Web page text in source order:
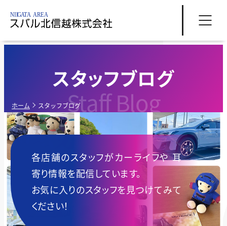
Staff Blog
スタッフブログ
ホーム スタッフブログ
各店舗のスタッフがカーライフや耳
寄り情報を配信しています。
お気に入りのスタッフを見つけてみて
ください！